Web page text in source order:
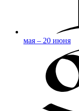
мая – 20 июня